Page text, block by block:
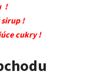
!
!
cukry !